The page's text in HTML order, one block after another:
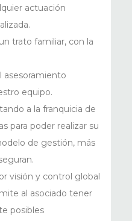
actuación
trato familiar, con la
asesoramiento
equipo.
a la franquicia de
para poder realizar su
de gestión, más
visión y control global
al asociado tener
posibles